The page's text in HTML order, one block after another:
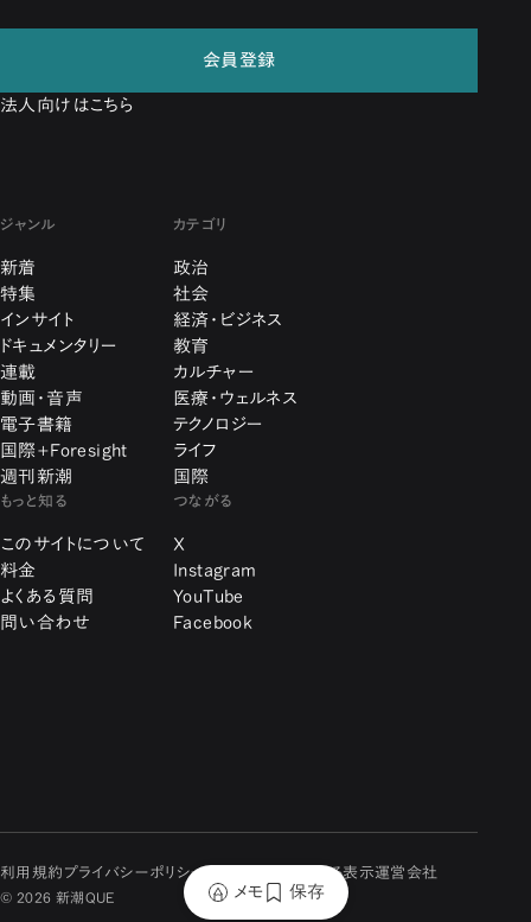
会員登録
法人向けはこちら
ジャンル
新着
特集
インサイト
ドキュメンタリー
連載
動画・音声
電子書籍
国際+Foresight
週刊新潮
カテゴリ
政治
社会
経済・ビジネス
教育
カルチャー
医療・ウェルネス
テクノロジー
ライフ
国際
もっと知る
このサイトについて
料金
よくある質問
問い合わせ
つながる
X
Instagram
YouTube
Facebook
利用規約 プライバシーポリシー 特定商取引に関する表示運営会社
© 2026 新潮QUE メモ 保存